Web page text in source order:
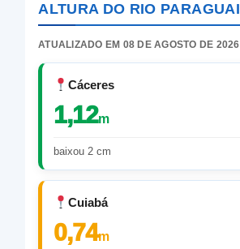
ALTURA DO RIO PARAGUAI
ATUALIZADO EM 08 DE AGOSTO DE 2026
Cáceres
1,12m
baixou 2 cm
Cuiabá
0,74m